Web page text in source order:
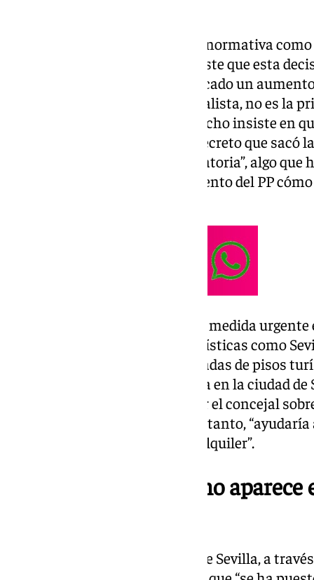
“La Junta va a sacar una nueva normativa
vivienda”, asegura Páez que insiste que esta
de los pisos turísticos ha provocado un
alquiler”. Según el concejal socialista, no es la
insiste en esta moratoria, de hecho insiste en
PSOE ya decía con el anterior decreto que
turismo para implantar la moratoria”, algo que
implantado en otros Ayuntamiento del PP
Una normativa que lleva “como medida
la posibilidad a las ciudades turísticas como
que “pare de una vez esas escaladas de pisos
carestía del precio de la vivienda en la ciudad
ventaja que ha querido destacar el concejal
la concesión de licencias” y, por tanto,
forma desmedida el precio del alquiler”.
El PP insiste en que no
Por su parte, el Ayuntamiento de Sevilla, a